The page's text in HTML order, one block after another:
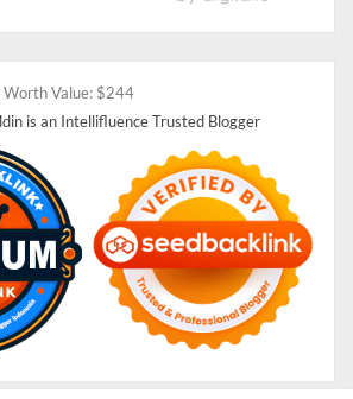
wawasan kami para blogger
Land.